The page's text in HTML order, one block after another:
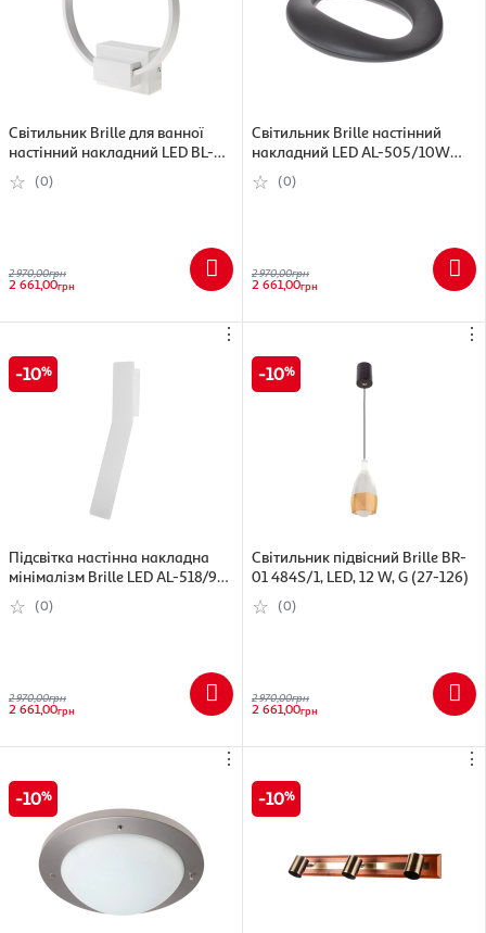
Світильник Brille для ванної
настінний накладний LED BL-
377W/6W WH
(0)
2 970,00грн
2 661,00грн
Світильник Brille настінний
накладний LED AL-505/10W
WW BK
(0)
2 970,00грн
2 661,00грн
⋮
10
Підсвітка настінна накладна
мінімалізм Brille LED AL-518/9W
WW WH
(0)
2 970,00грн
2 661,00грн
⋮
10
Світильник підвісний Brille BR-
01 484S/1, LED, 12 W, G (27-126)
(0)
2 970,00грн
2 661,00грн
⋮
10
⋮
10